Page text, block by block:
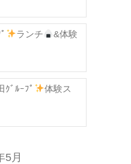
ランチ
&体験
ｸﾞﾙｰﾌﾟ
体験ス
5月